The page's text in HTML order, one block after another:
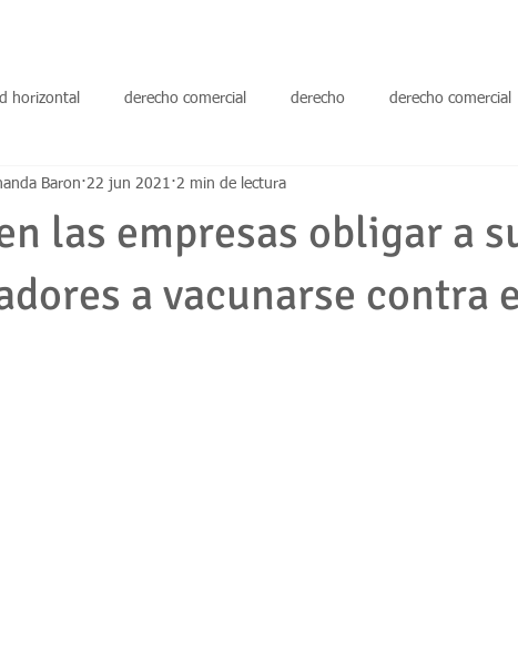
horizontal derecho comercial derecho derecho comercial
arrendamientos restitucion inmuebles
de empleados
las empresas obligar a
a vacunarse contra
Baron 22 jun 2021 2 min de lectura